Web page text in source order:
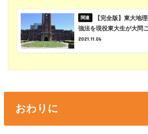
【完全版】東大地
強法を現役東大生が大問
2021.11.06
おわりに